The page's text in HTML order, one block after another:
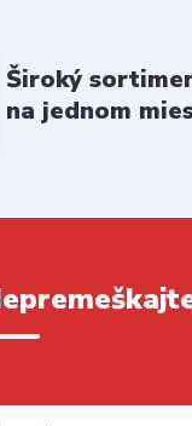
Široký
na jednom